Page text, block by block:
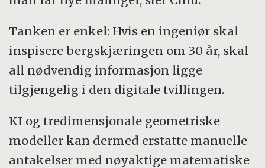
Tanken er enkel: Hvis en ingeniør skal
inspisere bergskjæringen om 30 år, skal
all nødvendig informasjon ligge
tilgjengelig i den digitale tvillingen.
KI og tredimensjonale geometriske
modeller kan dermed erstatte manuelle
antakelser med nøyaktige matematiske